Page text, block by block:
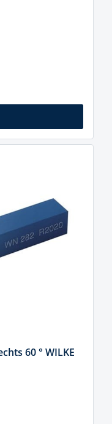
60 ° WILKE